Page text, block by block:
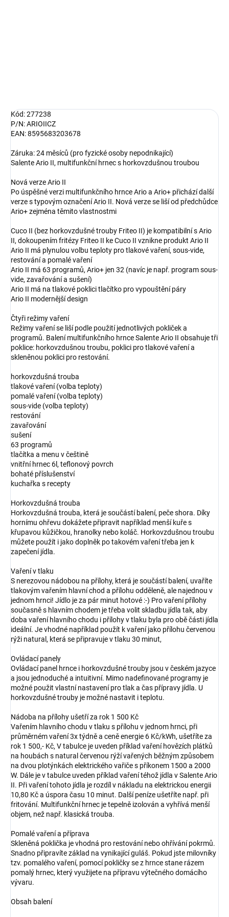
Kód: 277238
P/N: ARIOIICZ
EAN: 8595683203678
Záruka: 24 měsíců (pro fyzické osoby nepodnikající)
Salente Ario II, multifunkční hrnec s horkovzdušnou troubou
Nová verze Ario II
Po úspěšné verzi multifunkčního hrnce Ario a Ario+ přichází další
verze s typovým označení Ario II. Nová verze se liší od předchůdce
Ario+ zejména těmito vlastnostmi
Cuco II (bez horkovzdušné trouby Friteo II) je kompatibilní s Ario
II, dokoupením fritézy Friteo II ke Cuco II vznikne produkt Ario II
Ario II má plynulou volbu teploty pro tlakové vaření, sous-vide,
restování a pomalé vaření
Ario II má 63 programů, Ario+ jen 32 (navíc je např. program sous-
vide, zavařování a sušení)
Ario II má na tlakové poklici tlačítko pro vypouštění páry
Ario II modernější design
Čtyři režimy vaření
Režimy vaření se liší podle použití jednotlivých pokliček a
programů. Balení multifunkčního hrnce Salente Ario II obsahuje tři
poklice: horkovzdušnou troubu, poklici pro tlakové vaření a
skleněnou poklici pro restování.
horkovzdušná trouba
tlakové vaření (volba teploty)
pomalé vaření (volba teploty)
sous-vide (volba teploty)
restování
zavařování
sušení
63 programů
tlačítka a menu v češtině
vnitřní hrnec 6l, teflonový povrch
bohaté příslušenství
kuchařka s recepty
Horkovzdušná trouba
Horkovzdušná trouba, která je součástí balení, peče shora. Díky
hornímu ohřevu dokážete připravit například menší kuře s
křupavou kůžičkou, hranolky nebo koláč. Horkovzdušnou troubu
můžete použít i jako doplněk po takovém vaření třeba jen k
zapečení jídla.
Vaření v tlaku
S nerezovou nádobou na přílohy, která je součástí balení, uvaříte
tlakovým vařením hlavní chod a přílohu odděleně, ale najednou v
jednom hrnci! Jídlo je za pár minut hotové :-) Pro vaření přílohy
současně s hlavním chodem je třeba volit skladbu jídla tak, aby
doba vaření hlavního chodu i přílohy v tlaku byla pro obě části jídla
ideální. Je vhodné například použít k vaření jako přílohu červenou
rýži natural, která se připravuje v tlaku 30 minut,
Ovládací panely
Ovládací panel hrnce i horkovzdušné trouby jsou v českém jazyce
a jsou jednoduché a intuitivní. Mimo nadefinované programy je
možné použit vlastní nastavení pro tlak a čas přípravy jídla. U
horkovzdušné trouby je možné nastavit i teplotu.
Nádoba na přílohy ušetří za rok 1 500 Kč
Vařením hlavního chodu v tlaku s přílohu v jednom hrnci, při
průměrném vaření 3x týdně a ceně energie 6 Kč/kWh, ušetříte za
rok 1 500,- Kč, V tabulce je uveden příklad vaření hovězích plátků
na houbách s natural červenou rýží vařených běžným způsobem
na dvou plotýnkách elektrického vařiče s příkonem 1500 a 2000
W. Dále je v tabulce uveden příklad vaření téhož jídla v Salente Ario
II. Při vaření tohoto jídla je rozdíl v nákladu na elektrickou energii
10,80 Kč a úspora času 10 minut. Další peníze ušetříte např. při
fritování. Multifunkční hrnec je tepelně izolován a vyhřívá menší
objem, než např. klasická trouba.
Pomalé vaření a příprava
Skleněná poklička je vhodná pro restování nebo ohřívání pokrmů.
Snadno připravíte základ na vynikající guláš. Pokud jste milovníky
tzv. pomalého vaření, pomocí pokličky se z hrnce stane rázem
pomalý hrnec, který využijete na přípravu výtečného domácího
vývaru.
Obsah balení